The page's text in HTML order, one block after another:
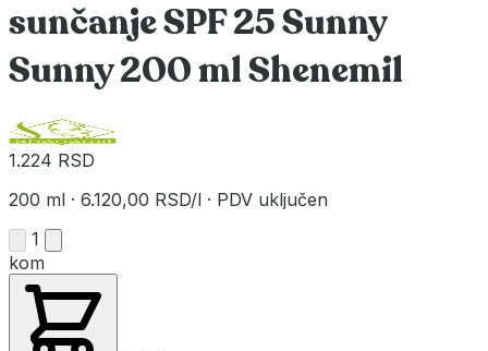
sunčanje SPF 25 Sunny
Sunny 200 ml Shenemil
1.224 RSD
200 ml · 6.120,00 RSD/l · PDV uključen
1
kom